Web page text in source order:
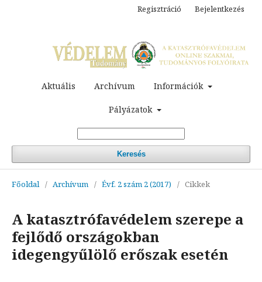
Aktuális Archívum Információk
Pályázatok
Keresés
Regisztráció Bejelentkezés
Főoldal / Archívum / Évf. 2 szám 2 (2017) / Cikkek
A katasztrófavédelem szerepe a
fejlődő országokban
idegengyűlölő erőszak esetén